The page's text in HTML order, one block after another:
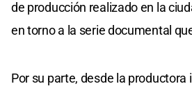
de producción realizado en la
en torno a la serie documental
Por su parte, desde la productora